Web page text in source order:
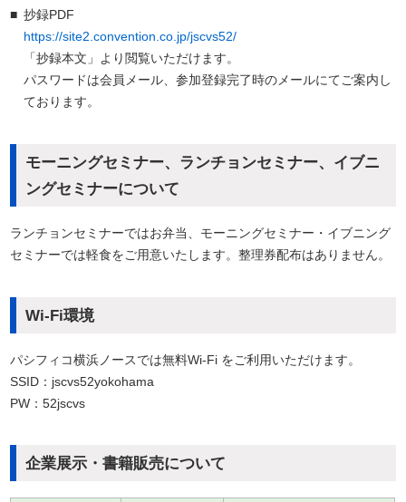
■ 抄録PDF
https://site2.convention.co.jp/jscvs52/
「抄録本文」より閲覧いただけます。
パスワードは会員メール、参加登録完了時のメールにてご案内し
ております。
モーニングセミナー、ランチョンセミナー、イブニ
ングセミナーについて
ランチョンセミナーではお弁当、モーニングセミナー・イブニング
セミナーでは軽食をご用意いたします。整理券配布はありません。
Wi-Fi環境
パシフィコ横浜ノースでは無料Wi-Fi をご利用いただけます。
SSID：jscvs52yokohama
PW：52jscvs
企業展示・書籍販売について